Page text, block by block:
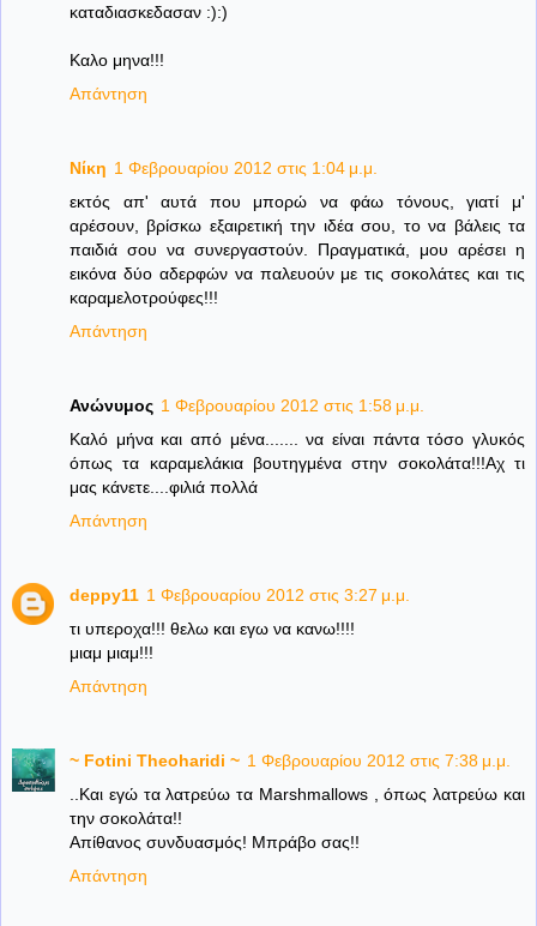
καταδιασκεδασαν :):)
Καλο μηνα!!!
Απάντηση
Νίκη 1 Φεβρουαρίου 2012 στις 1:04 μ.μ.
εκτός απ' αυτά που μπορώ να φάω τόνους, γιατί μ'
αρέσουν, βρίσκω εξαιρετική την ιδέα σου, το να βάλεις τα
παιδιά σου να συνεργαστούν. Πραγματικά, μου αρέσει η
εικόνα δύο αδερφών να παλευούν με τις σοκολάτες και τις
καραμελοτρούφες!!!
Απάντηση
Ανώνυμος 1 Φεβρουαρίου 2012 στις 1:58 μ.μ.
Καλό μήνα και από μένα....... να είναι πάντα τόσο γλυκός
όπως τα καραμελάκια βουτηγμένα στην σοκολάτα!!!Αχ τι
μας κάνετε....φιλιά πολλά
Απάντηση
deppy11 1 Φεβρουαρίου 2012 στις 3:27 μ.μ.
τι υπεροχα!!! θελω και εγω να κανω!!!!
μιαμ μιαμ!!!
Απάντηση
~ Fotini Theoharidi ~ 1 Φεβρουαρίου 2012 στις 7:38 μ.μ.
..Και εγώ τα λατρεύω τα Marshmallows , όπως λατρεύω και
την σοκολάτα!!
Απίθανος συνδυασμός! Μπράβο σας!!
Απάντηση